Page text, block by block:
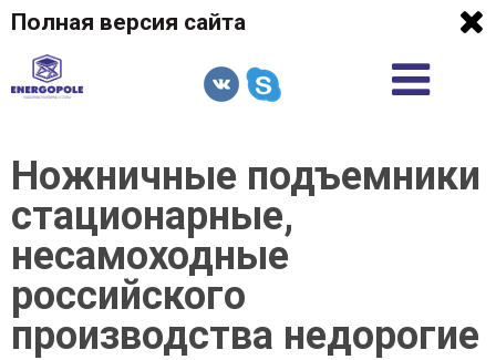
Полная версия сайта
Ножничные подъемники
стационарные,
несамоходные
российского
производства недорогие